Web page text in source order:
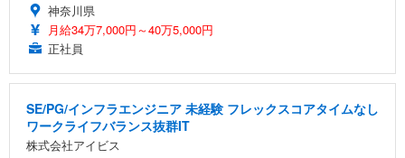
神奈川県
月給34万7,000円～40万5,000円
正社員
SE/PG/インフラエンジニア 未経験 フレックスコアタイムなし
ワークライフバランス抜群IT
株式会社アイビス